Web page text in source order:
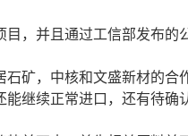
并且通过工信部发布的
，中核和文盛新材的合
继续正常进口，还有待确